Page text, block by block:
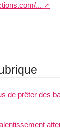
...
de prêter des